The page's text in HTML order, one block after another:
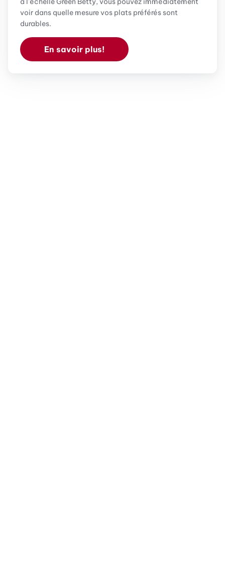
voir dans quelle mesure vos plats préférés sont
durables.
En savoir plus!